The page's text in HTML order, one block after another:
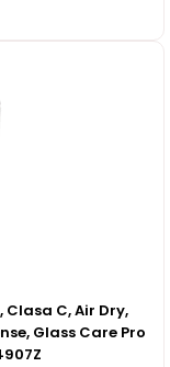
Clasa C, Air Dry,
Glass Care Pro